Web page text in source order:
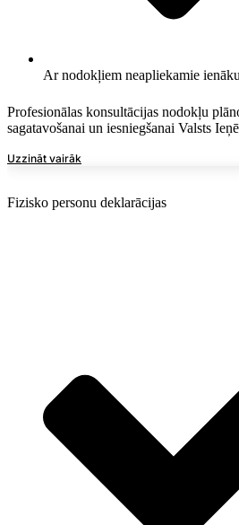
Ar nodokļiem neapliekamie
Profesionālas konsultācijas nodokļu
sagatavošanai un iesniegšanai Valsts
Uzzināt vairāk
Fizisko personu deklarācijas